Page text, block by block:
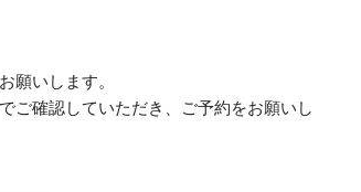
願いします。
ご確認していただき、ご予約をお願いし